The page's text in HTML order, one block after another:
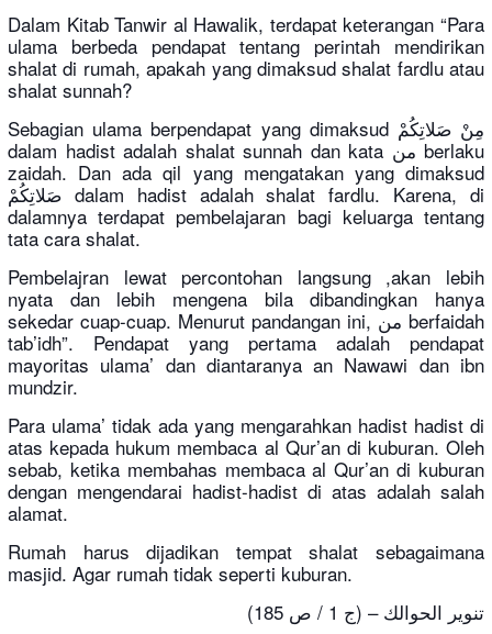
Dalam Kitab Tanwir al Hawalik, terdapat keterangan “Para
ulama berbeda pendapat tentang perintah mendirikan
shalat di rumah, apakah yang dimaksud shalat fardlu atau
shalat sunnah?
Sebagian ulama berpendapat yang dimaksud مِنْ صَلاتِكُمْ
dalam hadist adalah shalat sunnah dan kata من berlaku
zaidah. Dan ada qil yang mengatakan yang dimaksud
صَلاتِكُمْ dalam hadist adalah shalat fardlu. Karena, di
dalamnya terdapat pembelajaran bagi keluarga tentang
tata cara shalat.
Pembelajran lewat percontohan langsung ,akan lebih
nyata dan lebih mengena bila dibandingkan hanya
sekedar cuap-cuap. Menurut pandangan ini, من berfaidah
tab’idh”. Pendapat yang pertama adalah pendapat
mayoritas ulama’ dan diantaranya an Nawawi dan ibn
mundzir.
Para ulama’ tidak ada yang mengarahkan hadist hadist di
atas kepada hukum membaca al Qur’an di kuburan. Oleh
sebab, ketika membahas membaca al Qur’an di kuburan
dengan mengendarai hadist-hadist di atas adalah salah
alamat.
Rumah harus dijadikan tempat shalat sebagaimana
masjid. Agar rumah tidak seperti kuburan.
تنوير الحوالك – (ج 1 / ص 185)